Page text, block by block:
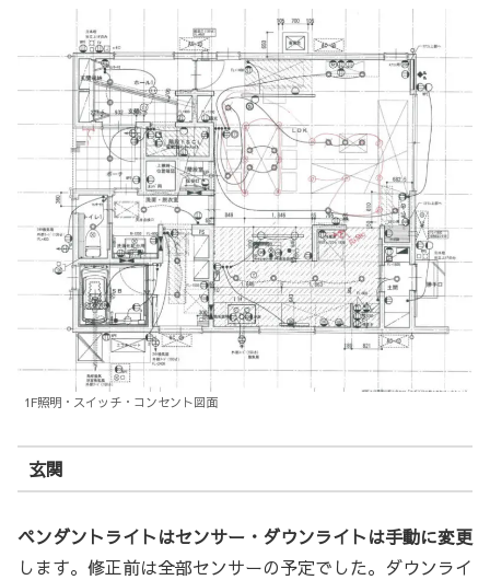
1F照明・スイッチ・コンセント図面
玄関
ペンダントライトはセンサー・ダウンライトは手動に変更
します。修正前は全部センサーの予定でした。ダウンライ